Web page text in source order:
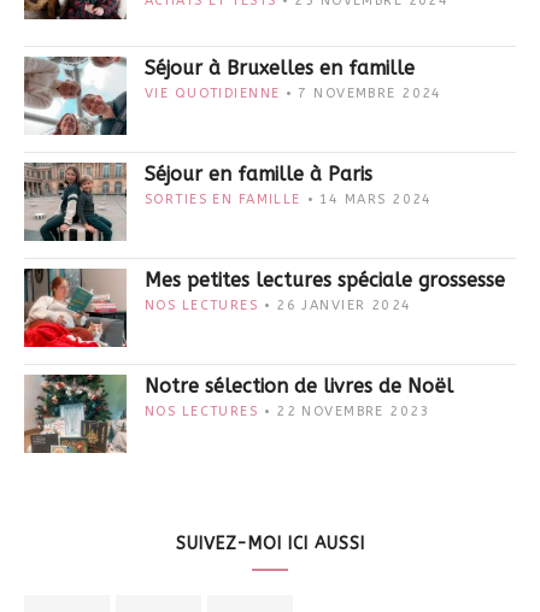
Séjour à Bruxelles en famille
VIE QUOTIDIENNE 7 NOVEMBRE 2024
Séjour en famille à Paris
SORTIES EN FAMILLE 14 MARS 2024
Mes petites lectures spéciale grossesse
NOS LECTURES 26 JANVIER 2024
Notre sélection de livres de Noël
NOS LECTURES 22 NOVEMBRE 2023
SUIVEZ-MOI ICI AUSSI